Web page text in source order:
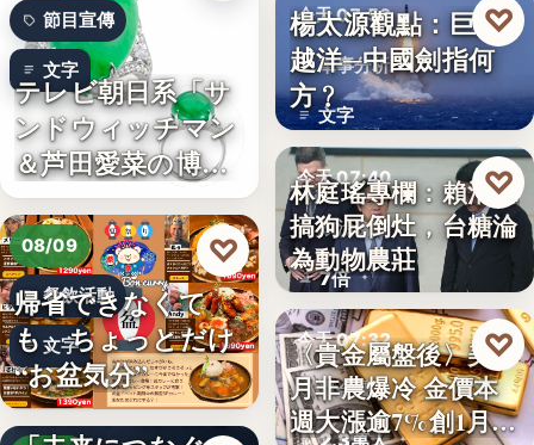
節目宣傳
文字
テレビ朝日系「サ
ンドウィッチマン
＆芦田愛菜の博士
ちゃん」…
08/09
餐飲活動
文字
帰省できなくて
も、ちょっとだけ
“お盆気分”
♡
日本JC、9月3日を
今天 07:50
軍事分析
文字
楊太源觀點：巨浪
越洋─中國劍指何
方﹖
♡
今天 07:40
政治食安
7倍
林庭瑤專欄：賴清德
搞狗屁倒灶，台糖淪
為動物農莊
♡
今天 07:32
貴金屬
2.3萬人
〈貴金屬盤後〉美7
月非農爆冷 金價本
週大漲逾7%創1月
♡